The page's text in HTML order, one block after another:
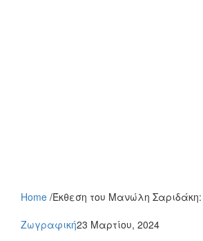
Home /Έκθεση του Μανώλη Σαριδάκη:
Ζωγραφική23 Μαρτίου, 2024